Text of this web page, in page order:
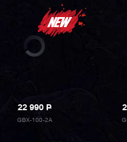
22 990P
GBX-100-2A